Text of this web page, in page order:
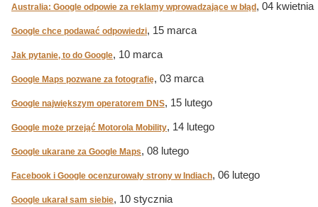
Australia: Google odpowie za reklamy wprowadzające w błąd , 04 kwietnia
Google chce podawać odpowiedzi, 15 marca
Jak pytanie, to do Google, 10 marca
Google Maps pozwane za fotografię, 03 marca
Google największym operatorem DNS, 15 lutego
Google może przejąć Motorola Mobility, 14 lutego
Google ukarane za Google Maps, 08 lutego
Facebook i Google ocenzurowały strony w Indiach, 06 lutego
Google ukarał sam siebie, 10 stycznia